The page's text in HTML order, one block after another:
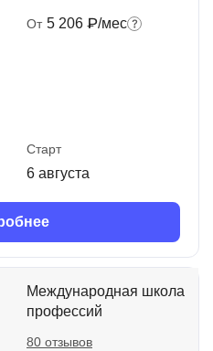
От 5 206 ₽/мес
Старт
6 августа
Международная школа
профессий
80 отзывов